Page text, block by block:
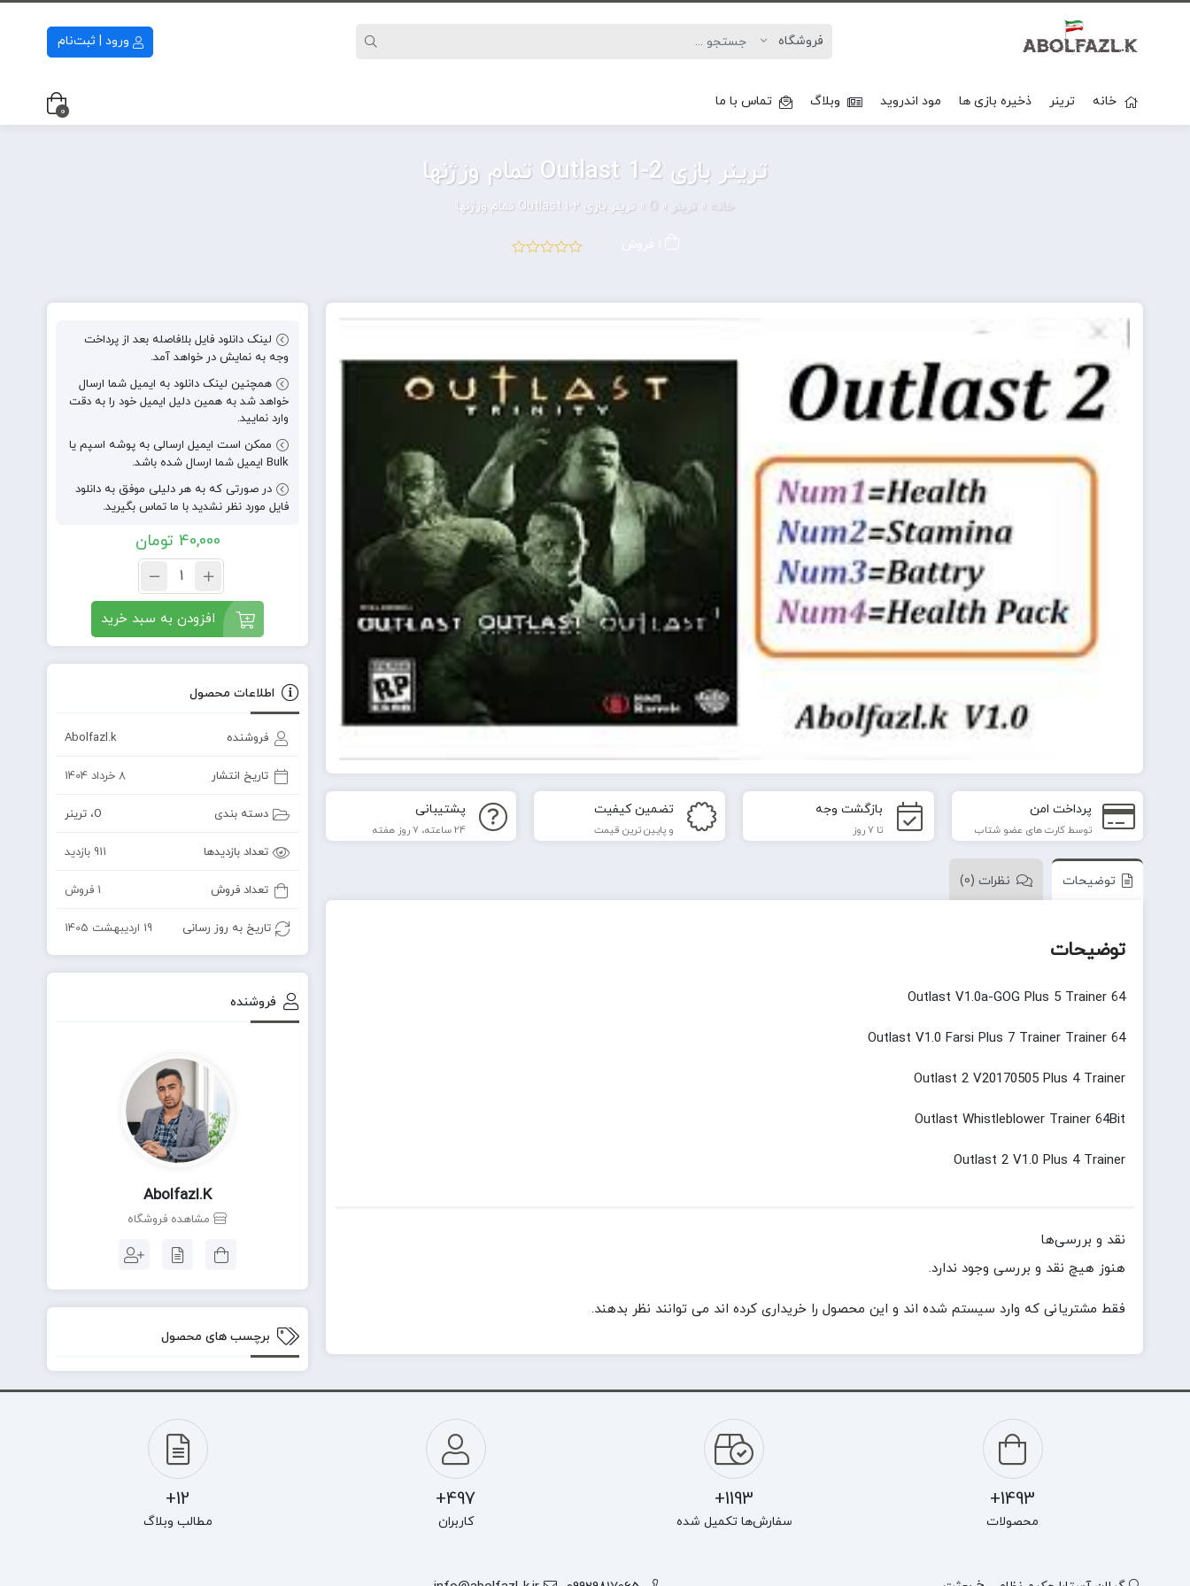
ورود | ثبت‌نام
خانه ترینر ذخیره بازی ها مود اندروید وبلاگ تماس با ما
0
ترینر بازی Outlast 1-2 تمام وزژنها
خانه » ترینر »
O
» ترینر بازی Outlast 1-2 تمام وزژنها
پرداخت امن
توسط کارت های عضو شتاب
بازگشت وجه
تا 7 روز
تضمین کیفیت
و پایین ترین قیمت
پشتیبانی
24 ساعته، 7 روز هفته
توضیحات نظرات (0)
توضیحات
Outlast V1.0a-GOG Plus 5 Trainer 64
Outlast V1.0 Farsi Plus 7 Trainer Trainer 64
Outlast 2 V20170505 Plus 4 Trainer
Outlast Whistleblower Trainer 64Bit
Outlast 2 V1.0 Plus 4 Trainer
نقد و بررسی‌ها
هنوز هیچ نقد و بررسی وجود ندارد.
فقط مشتریانی که وارد سیستم شده اند و این محصول را خریداری کرده اند می توانند نظر بدهند.
لینک دانلود فایل بلافاصله بعد از پرداخت
وجه به نمایش در خواهد آمد.
همچنین لینک دانلود به ایمیل شما ارسال
خواهد شد به همین دلیل ایمیل خود را به دقت
وارد نمایید.
ممکن است ایمیل ارسالی به پوشه اسپم یا
Bulk ایمیل شما ارسال شده باشد.
در صورتی که به هر دلیلی موفق به دانلود
فایل مورد نظر نشدید با ما تماس بگیرید.
40,000 تومان
افزودن به سبد خرید
اطلاعات محصول
فروشنده Abolfazl.k
تاریخ انتشار 8 خرداد 1404
دسته بندی O، ترینر
تعداد بازدیدها 911 بازدید
تعداد فروش 1 فروش
تاریخ به روز رسانی 19 اردیبهشت 1405
فروشنده
Abolfazl.k
مشاهده فروشگاه
برچسب های محصول
1493+
محصولات
1193+
سفارش‌ها تکمیل شده
497+
کاربران
12+
مطالب وبلاگ